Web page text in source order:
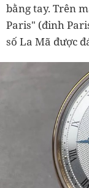
bằng tay. Trên
Paris" (đinh
số La Mã được